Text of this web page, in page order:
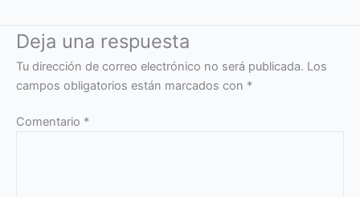
Deja una respuesta
Tu dirección de correo electrónico no será publicada. Los
campos obligatorios están marcados con *
Comentario *